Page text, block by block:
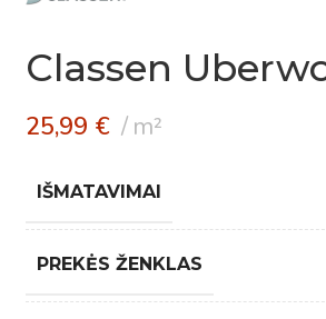
Classen
25,99 € m²
IŠMATAVIMAI
PREKĖS ŽENKLAS